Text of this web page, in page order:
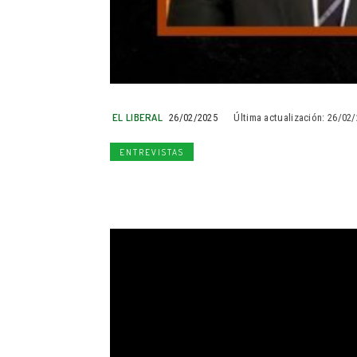
EL LIBERAL 26/02/2025 Última actualización: 26/02/
ENTREVISTAS